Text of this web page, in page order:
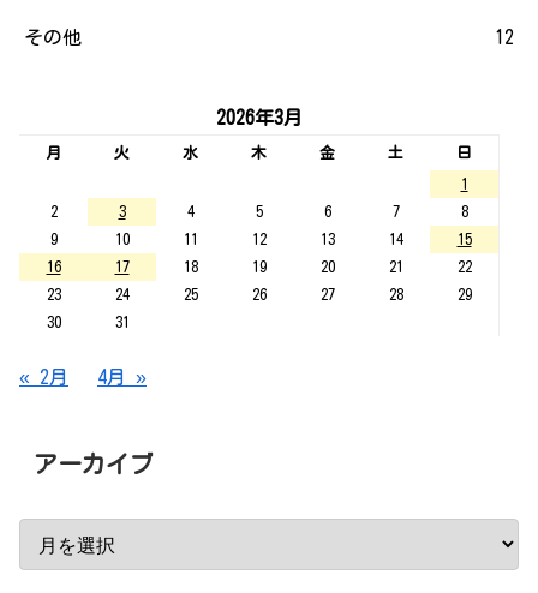
その他 12
2026年3月
月 火 水 木 金 土
日
1
2
3 4 5 6 7
8
9
10 11 12 13 14
15
16
17 18 19 20 21
22
23
24 25 26 27 28
29
30
31
« 2月 4月 »
アーカイブ